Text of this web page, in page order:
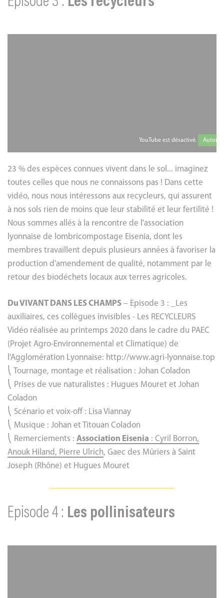
YouTube est désactivé.
23 % des espèces connues vivent dans le sol... imaginez
toutes celles que nous ne connaissons pas ! Dans cette
vidéo, nous nous intéressons aux recycleurs, qui assurent
à nos sols rien de moins que leur stabilité et leur fertilité !
Nous sommes allés à la rencontre de l'association
lyonnaise de lombricompostage Eisenia, dont les
membres travaillent depuis plusieurs années à favoriser la
production d'amendement de qualité, notamment par le
retour des biodéchets locaux aux terres agricoles.
Du VIVANT DANS LES CHAMPS – Episode 3 : _Les
auxiliaires, ces collègues invisibles - Les RECYCLEURS
Vidéo réalisée au printemps 2020 dans le cadre du PAEC
(Projet Agro-Environnemental et Climatique) de
l'Agglomération Lyonnaise: http://www.agri-lyonnaise.top
⎝ Tournage, montage et réalisation : Johan Coladon
⎝ Prises de vue naturalistes : Hugues Mouret et Johan
Coladon
⎝ Scénario et voix-off : Lisa Viannay
⎝ Musique : Johan et Titouan Coladon
⎝ Remerciements : Association Eisenia : Cyril Borron,
Anouk Hiland, Pierre Ulrich, Gaec des Mûriers à Saint
Joseph (Rhône) et Hugues Mouret
Episode 4 : Les pollinisateurs